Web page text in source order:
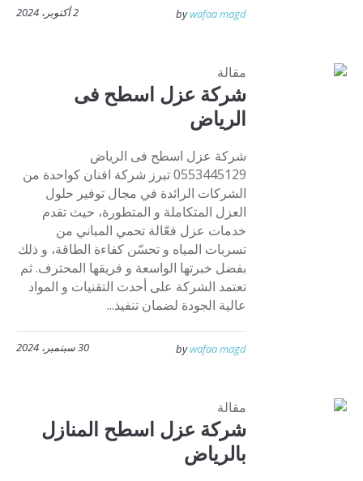
2 أكتوبر، 2024 bywafaa magd
مقالة
شركة عزل اسطح فى
الرياض
شركة عزل اسطح فى الرياض
0553445129 تبرز شركة افنان كواحدة من
الشركات الرائدة في مجال توفير حلول
العزل المتكاملة و المتطورة، حيث تقدم
خدمات عزل فعّالة تحمي المباني من
تسربات المياه و تحسّن كفاءة الطاقة، و ذلك
بفضل خبرتها الواسعة و فريقها المحترف. ثم
تعتمد الشركة على أحدث التقنيات و المواد
عالية الجودة لضمان تنفيذ...
30 سبتمبر، 2024 bywafaa magd
مقالة
شركة عزل اسطح المنازل
بالرياض